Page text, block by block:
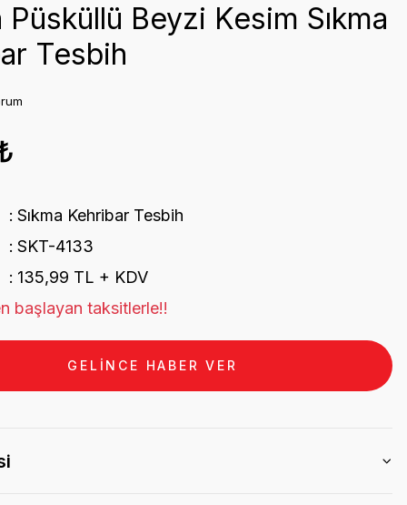
Püsküllü Beyzi Kesim Sıkma
Tesbih
Sıkma Kehribar Tesbih
SKT-4133
135,99 TL + KDV
başlayan taksitlerle!!
GELİNCE HABER VER